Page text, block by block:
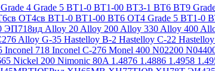
Grade 4 Grade 5 ВТ1-0 ВТ1-00 ВТ3-1 ВТ6 ВТ9
ОТ4св ВТ1-0 ВТ1-00 ВТ6 ОТ4 Grade 5 ВТ1-0
ЭП718ид Alloy 20 Alloy 200 Alloy 330 Alloy 400
Alloy G-35 Hastelloy B-2 Hastelloy C-22
Inconel 718 Inconel C-276 Monel 400 N02200
Nickel 200 Nimonic 80A 1.4876 1.4886 1.4958